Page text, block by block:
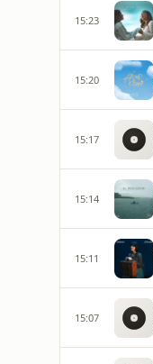
15:23
15:20
15:17
15:14
15:11
15:07